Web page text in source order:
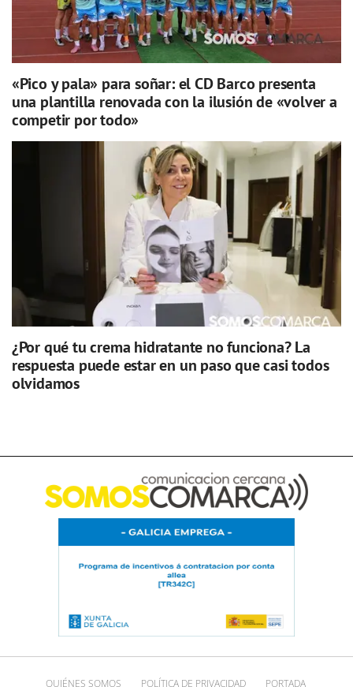
«Pico y pala» para soñar: el CD Barco presenta
una plantilla renovada con la ilusión de «volver a
competir por todo»
¿Por qué tu crema hidratante no funciona? La
respuesta puede estar en un paso que casi todos
olvidamos
QUIÉNES SOMOS POLÍTICA DE PRIVACIDAD PORTADA